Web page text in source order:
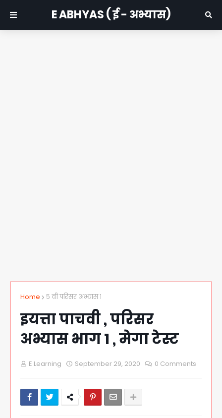
E ABHYAS ( ई - अभ्यास)
Home ५ वी परिसर अभ्यास १
इयत्ता पाचवी , परिसर
अभ्यास भाग 1 , मेगा टेस्ट
E Learning September 29, 2020 0 Comments